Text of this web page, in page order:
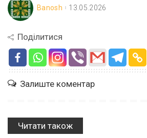
Banosh 13.05.2026
Поділитися
Залиште коментар
Читати також